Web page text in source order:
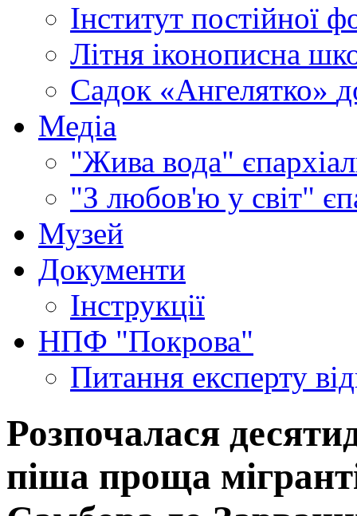
Інститут постійної
Літня іконописна
Садок «Ангелятко»
Медіа
"Жива вода"
"З любов'ю у світ"
Музей
Документи
Інструкції
НПФ "Покрова"
Питання експерту
Розпочалася
піша проща